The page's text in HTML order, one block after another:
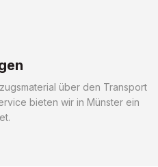
über den Transport
bieten wir in Münster ein